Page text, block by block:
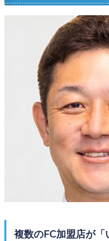
複数のFC加盟店が